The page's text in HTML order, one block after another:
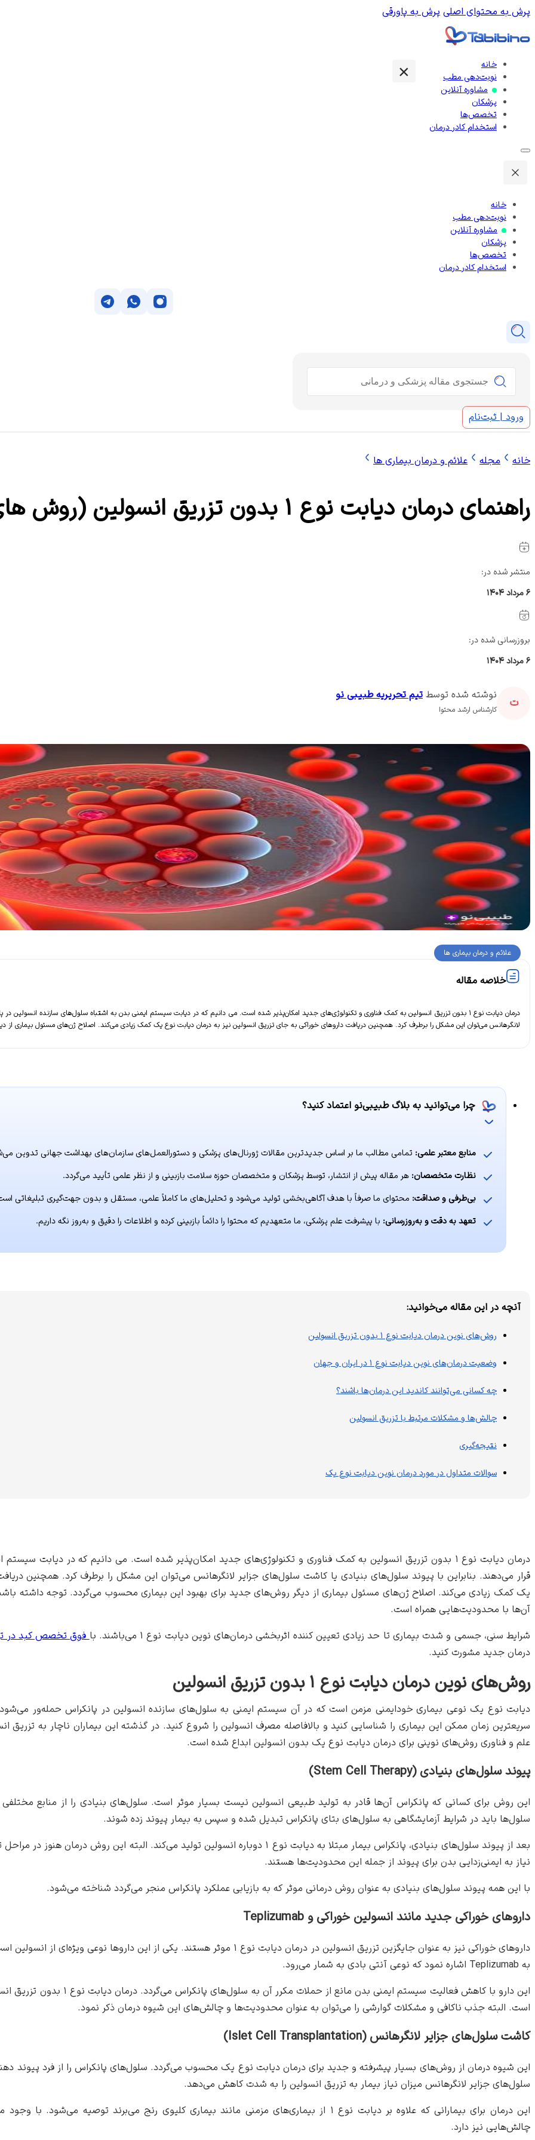
پرش به محتوای اصلی پرش به پاورقی
خانه
نوبت‌‌دهی مطب
مشاوره آنلاین
پزشکان
تخصص‌ها
استخدام کادر درمان
خانه
نوبت‌‌دهی مطب
مشاوره آنلاین
پزشکان
تخصص‌ها
استخدام کادر درمان
جستجو
×
ورود | ثبت‌نام
خانه مجله علائم و درمان بیماری ها
راهنمای درمان دیابت نوع ۱ بدون تزریق انسولین (روش های نوین و علمی)
منتشر شده در:
۶ مرداد ۱۴۰۴
بروزرسانی شده در:
۶ مرداد ۱۴۰۴
ت تیم تحریریه طبیبی نو
علائم و درمان بیماری ها
خلاصه مقاله
درمان دیابت نوع ۱ بدون تزریق انسولین به کمک فناوری‌ و تکنولوژی‌های جدید امکان‌پذیر شده است. می دانیم که در دیابت سیستم ایمنی بدن به اشتباه سلول‌های سازنده
لانگرهانس می‌توان این مشکل را برطرف کرد. همچنین دریافت داروهای خوراکی به جای تزریق انسولین نیز به درمان دیابت نوع یک کمک زیادی می‌کند. اصلاح ژن‌های مسئول بیماری
چرا می‌توانید به بلاگ طبیبی‌نو اعتماد کنید؟
منابع معتبر علمی: تمامی مطالب ما بر اساس جدیدترین مقالات ژورنال‌های پزشکی و دستورالعمل‌های سازمان‌های بهداشت جهانی تدوین
نظارت متخصصان: هر مقاله پیش از انتشار، توسط پزشکان و متخصصان حوزه سلامت بازبینی و از نظر علمی تأیید می‌گردد.
بی‌طرفی و صداقت: محتوای ما صرفاً با هدف آگاهی‌بخشی تولید می‌شود و تحلیل‌های ما کاملاً علمی، مستقل و بدون جهت‌گیری تبلیغاتی
تعهد به دقت و به‌روزرسانی: با پیشرفت علم پزشکی، ما متعهدیم که محتوا را دائماً بازبینی کرده و اطلاعات را دقیق و به‌روز نگه داریم.
آنچه در این مقاله می‌خوانید:
روش‌های نوین درمان دیابت نوع ۱ بدون تزریق انسولین
وضعیت درمان‌های نوین دیابت نوع ۱ در ایران و جهان
چه کسانی می‌توانند کاندید این درمان‌ها باشند؟
چالش‌ها و مشکلات مرتبط با تزریق انسولین
نتیجه‌گیری
سوالات متداول در مورد درمان نوین دیابت نوع یک
درمان دیابت نوع ۱ بدون تزریق انسولین به کمک فناوری‌ و تکنولوژی‌های جدید امکان‌پذیر شده است. می دانیم که در دیابت
قرار می‌دهند. بنابراین با پیوند سلول‌های بنیادی یا کاشت سلول‌های جزایر لانگرهانس می‌توان این مشکل را برطرف کرد. همچنین
یک کمک زیادی می‌کند. اصلاح ژن‌های مسئول بیماری از دیگر روش‌های جدید برای بهبود این بیماری محسوب می‌گردد. توجه داشته
آن‌ها با محدودیت‌هایی همراه است.
شرایط سنی، جسمی و شدت بیماری تا حد زیادی تعیین کننده اثربخشی درمان‌های نوین دیابت نوع ۱ می‌باشند. با
فوق تخصص کبد در
درمان جدید مشورت کنید.
روش‌های نوین درمان دیابت نوع ۱ بدون تزریق انسولین
دیابت نوع یک نوعی بیماری خودایمنی مزمن است که در آن سیستم ایمنی به سلول‌های سازنده انسولین در پانکراس حمله‌ور
سریعترین زمان ممکن این بیماری را شناسایی کنید و بالافاصله مصرف انسولین را شروع کنید. در گذشته این بیماران ناچار به تزریق
علم و فناوری روش‌های نوینی برای درمان دیابت نوع یک بدون انسولین ابداع شده است.
پیوند سلول‌های بنیادی (Stem Cell Therapy)
این روش برای کسانی که پانکراس آن‌ها قادر به تولید طبیعی انسولین نیست بسیار موثر است. سلول‌های بنیادی را از منابع
سلول‌ها باید در شرایط آزمایشگاهی به سلول‌های بتای پانکراس تبدیل شده و سپس به بیمار پیوند زده شوند.
بعد از پیوند سلول‌های بنیادی، پانکراس بیمار مبتلا به دیابت نوع ۱ دوباره انسولین تولید
نیاز به ایمنی‌زدایی بدن برای پیوند از جمله این محدودیت‌ها هستند.
با این همه پیوند سلول‌های بنیادی به عنوان روش درمانی موثر که به بازیابی عملکرد پانکراس منجر می‌گردد شناخته می‌شود.
داروهای خوراکی جدید مانند انسولین خوراکی و Teplizumab
داروهای خوراکی نیز به عنوان جایگزین تزریق انسولین در درمان دیابت نوع ۱ موثر هستند.
به Teplizumab اشاره نمود که نوعی آنتی بادی به شمار می‌رود.
این دارو با کاهش فعالیت سیستم
است. البته جذب ناکافی و مشکلات گوارشی را می‌توان به عنوان محدودیت‌ها و چالش‌های این شیوه درمان ذکر نمود.
کاشت سلول‌های جزایر لانگرهانس (Islet Cell Transplantation)
این شیوه درمان از روش‌های بسیار پیشرفته و جدید برای درمان دیابت نوع یک محسوب می‌گردد. سلول‌های پانکراس را از فرد پیوند
سلول‌های جزایر لانگرهانس میزان نیاز بیمار به تزریق انسولین را به شدت کاهش می‌دهد.
این درمان برای بیمارانی که علاوه بر دیابت نوع ۱ از بیماری‌های مزمنی مانند بیماری کلیوی رنج
چالش‌هایی نیز دارد.